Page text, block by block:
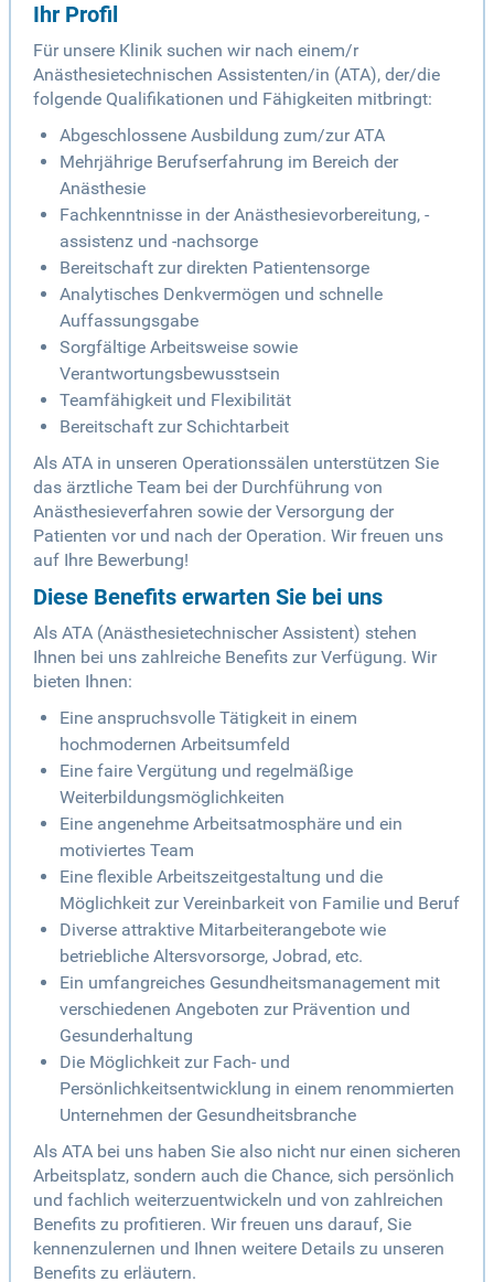
Ihr Profil
Für unsere Klinik suchen wir nach einem/r
Anästhesietechnischen Assistenten/in (ATA), der/die
folgende Qualifikationen und Fähigkeiten mitbringt:
Abgeschlossene Ausbildung zum/zur ATA
Mehrjährige Berufserfahrung im Bereich der
Anästhesie
Fachkenntnisse in der Anästhesievorbereitung, -
assistenz und -nachsorge
Bereitschaft zur direkten Patientensorge
Analytisches Denkvermögen und schnelle
Auffassungsgabe
Sorgfältige Arbeitsweise sowie
Verantwortungsbewusstsein
Teamfähigkeit und Flexibilität
Bereitschaft zur Schichtarbeit
Als ATA in unseren Operationssälen unterstützen Sie
das ärztliche Team bei der Durchführung von
Anästhesieverfahren sowie der Versorgung der
Patienten vor und nach der Operation. Wir freuen uns
auf Ihre Bewerbung!
Diese Benefits erwarten Sie bei uns
Als ATA (Anästhesietechnischer Assistent) stehen
Ihnen bei uns zahlreiche Benefits zur Verfügung. Wir
bieten Ihnen:
Eine anspruchsvolle Tätigkeit in einem
hochmodernen Arbeitsumfeld
Eine faire Vergütung und regelmäßige
Weiterbildungsmöglichkeiten
Eine angenehme Arbeitsatmosphäre und ein
motiviertes Team
Eine flexible Arbeitszeitgestaltung und die
Möglichkeit zur Vereinbarkeit von Familie und Beruf
Diverse attraktive Mitarbeiterangebote wie
betriebliche Altersvorsorge, Jobrad, etc.
Ein umfangreiches Gesundheitsmanagement mit
verschiedenen Angeboten zur Prävention und
Gesunderhaltung
Die Möglichkeit zur Fach- und
Persönlichkeitsentwicklung in einem renommierten
Unternehmen der Gesundheitsbranche
Als ATA bei uns haben Sie also nicht nur einen sicheren
Arbeitsplatz, sondern auch die Chance, sich persönlich
und fachlich weiterzuentwickeln und von zahlreichen
Benefits zu profitieren. Wir freuen uns darauf, Sie
kennenzulernen und Ihnen weitere Details zu unseren
Benefits zu erläutern.